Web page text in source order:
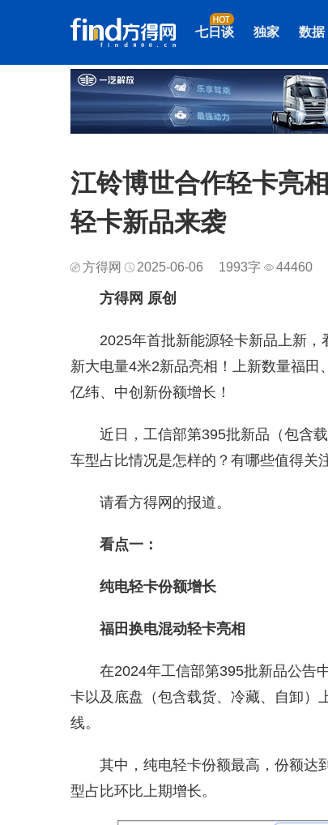
七日谈 独家 数据
江铃博世合作轻卡亮
轻卡新品来袭
方得网 2025-06-06 1993字 44460
方得网 原创
2025年首批新能源轻卡新品上新
新大电量4米2新品亮相！上新数量福
亿纬、中创新份额增长！
近日，工信部第395批新品（包含
车型占比情况是怎样的？有哪些值得关
请看方得网的报道。
看点一：
纯电轻卡份额增长
福田换电混动轻卡亮相
在2024年工信部第395批新品公告
卡以及底盘（包含载货、冷藏、自卸）
线。
其中，纯电轻卡份额最高，份额达
型占比环比上期增长。